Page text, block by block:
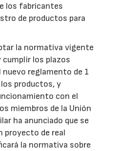
los fabricantes
de productos para
la normativa vigente
los plazos
reglamento de 1
productos, y
con el
miembros de la Unión
ha anunciado que se
proyecto de real
la normativa sobre